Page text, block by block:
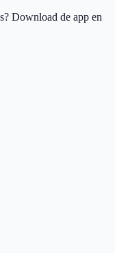
Download de app en